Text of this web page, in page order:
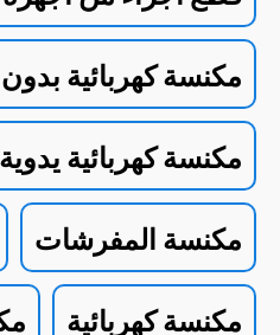
مكنسة كهربائية
مكنسة كهربائية يدوية
مكنسة المفرشات
مكنسة كهربائية